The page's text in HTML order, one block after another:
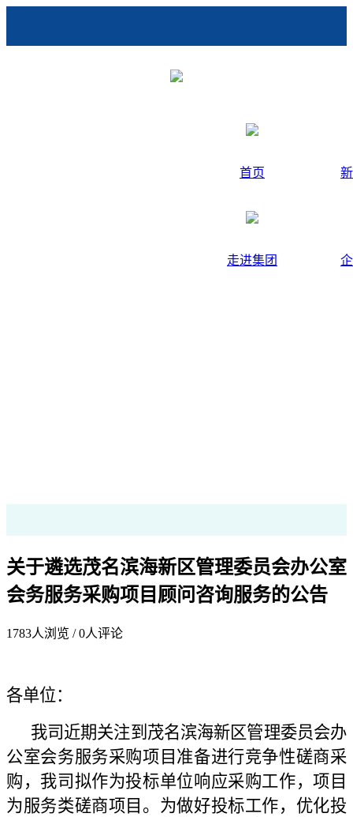
首页
走进集团
关于遴选茂名滨海新区管理委员会办公室
会务服务采购项目顾问咨询服务的公告
1783人浏览 /0人评论
各单位：
我司近期关注到茂名滨海新区管理委员会办
公室会务服务采购项目准备进行竞争性磋商采
购，我司拟作为投标单位响应采购工作，项目
为服务类磋商项目。为做好投标工作，优化投